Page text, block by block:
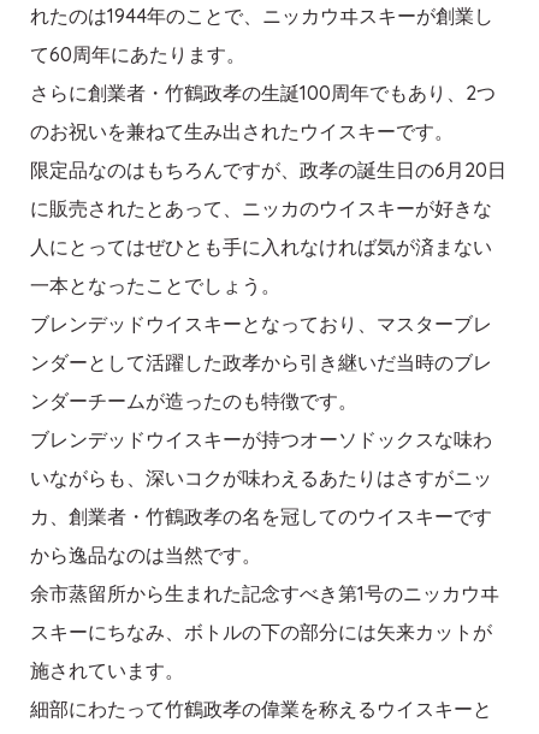
れたのは1944年のことで、ニッカウヰスキーが創業し
て60周年にあたります。
さらに創業者・竹鶴政孝の生誕100周年でもあり、2つ
のお祝いを兼ねて生み出されたウイスキーです。
限定品なのはもちろんですが、政孝の誕生日の6月20日
に販売されたとあって、ニッカのウイスキーが好きな
人にとってはぜひとも手に入れなければ気が済まない
一本となったことでしょう。
ブレンデッドウイスキーとなっており、マスターブレ
ンダーとして活躍した政孝から引き継いだ当時のブレ
ンダーチームが造ったのも特徴です。
ブレンデッドウイスキーが持つオーソドックスな味わ
いながらも、深いコクが味わえるあたりはさすがニッ
カ、創業者・竹鶴政孝の名を冠してのウイスキーです
から逸品なのは当然です。
余市蒸留所から生まれた記念すべき第1号のニッカウヰ
スキーにちなみ、ボトルの下の部分には矢来カットが
施されています。
細部にわたって竹鶴政孝の偉業を称えるウイスキーと